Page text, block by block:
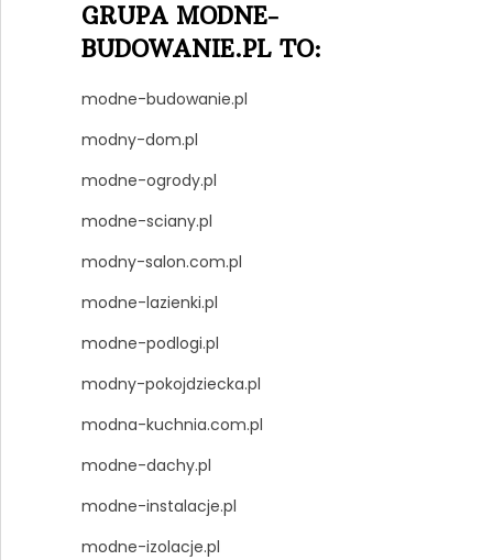
GRUPA MODNE-
BUDOWANIE.PL TO:
modne-budowanie.pl
modny-dom.pl
modne-ogrody.pl
modne-sciany.pl
modny-salon.com.pl
modne-lazienki.pl
modne-podlogi.pl
modny-pokojdziecka.pl
modna-kuchnia.com.pl
modne-dachy.pl
modne-instalacje.pl
modne-izolacje.pl